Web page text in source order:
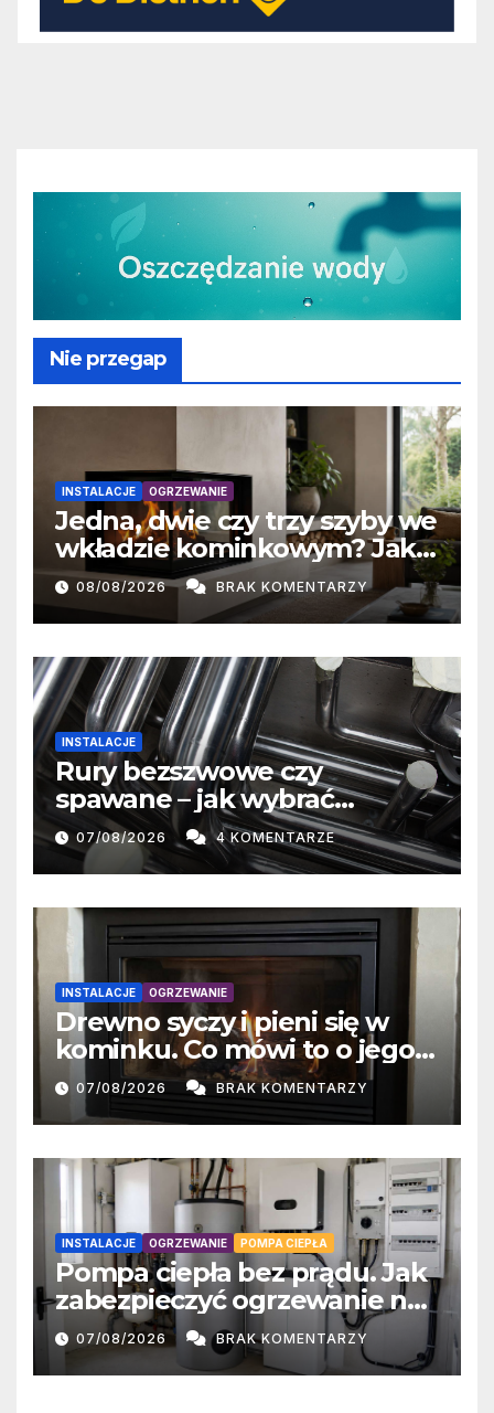
Nie przegap
INSTALACJE OGRZEWANIE
Jedna, dwie czy trzy szyby we
wkładzie kominkowym? Jak
przeszklenie wpływa na
oddawanie ciepła
08/08/2026 BRAK KOMENTARZY
INSTALACJE
Rury bezszwowe czy
spawane – jak wybrać
właściwe rozwiązanie?
07/08/2026 4 KOMENTARZE
INSTALACJE OGRZEWANIE
Drewno syczy i pieni się w
kominku. Co mówi to o jego
wilgotności?
07/08/2026 BRAK KOMENTARZY
INSTALACJE OGRZEWANIE POMPA CIEPŁA
Pompa ciepła bez prądu. Jak
zabezpieczyć ogrzewanie na
czas awarii sieci?
07/08/2026 BRAK KOMENTARZY